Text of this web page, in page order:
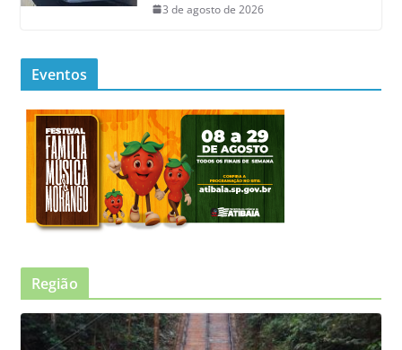
3 de agosto de 2026
Eventos
Região